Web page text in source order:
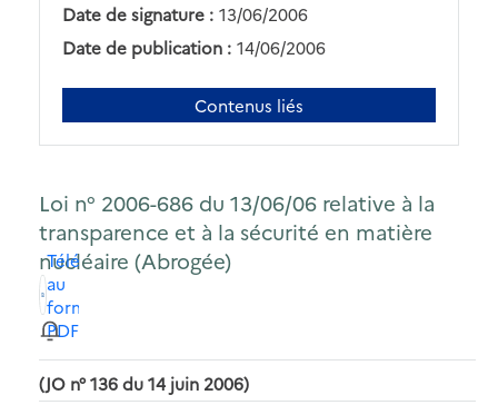
Date de signature : 13/06/2006
Date de publication : 14/06/2006
Contenus liés
Loi n° 2006-686 du 13/06/06 relative à la
transparence et à la sécurité en matière
nucléaire (Abrogée)
Télécharger
au
format
PDF
(JO n° 136 du 14 juin 2006)